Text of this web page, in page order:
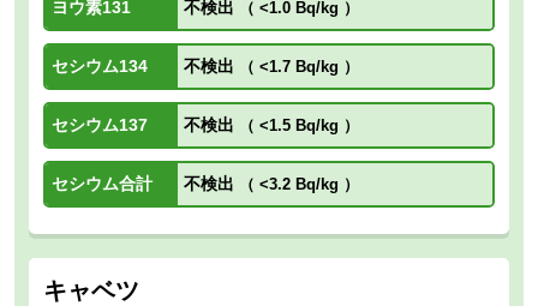
ヨウ素131 不検出 （ <1.0 Bq/kg ）
セシウム134 不検出 （ <1.7 Bq/kg ）
セシウム137 不検出 （ <1.5 Bq/kg ）
セシウム合計 不検出 （ <3.2 Bq/kg ）
キャベツ